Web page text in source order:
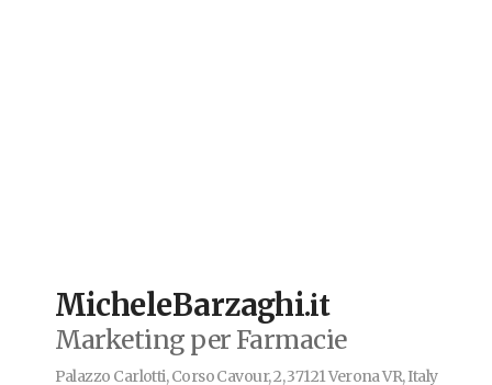
MicheleBarzaghi.it
Marketing per Farmacie
Palazzo Carlotti, Corso Cavour, 2, 37121 Verona VR, Italy